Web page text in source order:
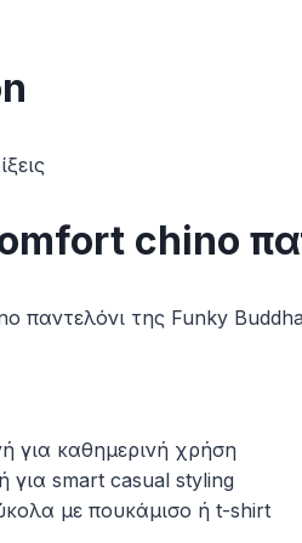
chino
παντελόνι της Funky
για καθημερινή χρήση
για smart casual styling
με πουκάμισο ή t-shirt